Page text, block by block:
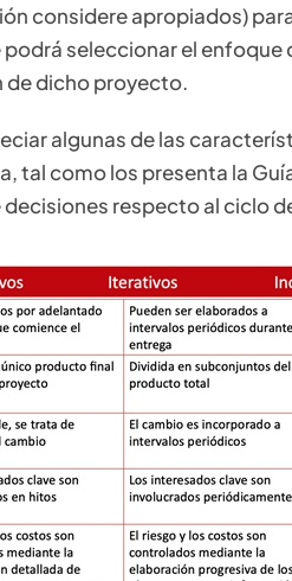
considere apropiados)
seleccionar el enfoque
de dicho proyecto.
algunas de las
tal como los presenta la
respecto al ciclo